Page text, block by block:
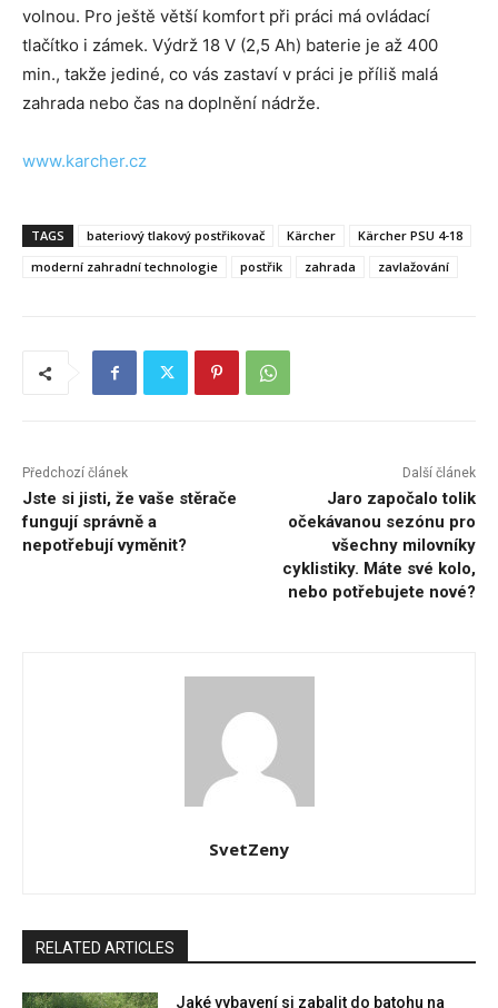
volnou. Pro ještě větší komfort při práci má ovládací
tlačítko i zámek. Výdrž 18 V (2,5 Ah) baterie je až 400
min., takže jediné, co vás zastaví v práci je příliš malá
zahrada nebo čas na doplnění nádrže.
www.karcher.cz
TAGS bateriový tlakový postřikovač Kärcher
Kärcher PSU 4-18
moderní zahradní technologie
postřik zahrada zavlažování
Předchozí článek
Jste si jisti, že vaše stěrače
fungují správně a
nepotřebují vyměnit?
Další článek
Jaro započalo tolik
očekávanou sezónu pro
všechny milovníky
cyklistiky. Máte své kolo,
nebo potřebujete nové?
SvetZeny
RELATED ARTICLES
Jaké vybavení si zabalit do batohu na